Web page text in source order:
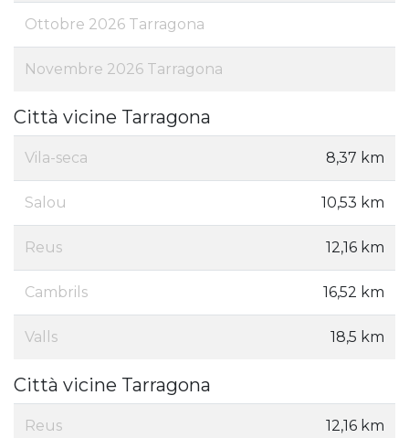
Ottobre 2026 Tarragona
Novembre 2026 Tarragona
Città vicine Tarragona
Vila-seca 8,37 km
Salou 10,53 km
Reus 12,16 km
Cambrils 16,52 km
Valls 18,5 km
Città vicine Tarragona
Reus 12,16 km